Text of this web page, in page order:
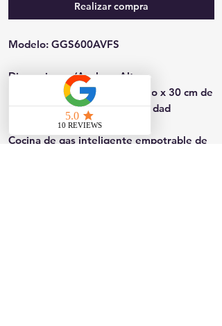
Realizar compra
Modelo: GGS600AVFS
Dimensiones (Ancho x Alto x
Profundidad): 37,12 cm de alto x 30 cm de
ancho x 28,62 cm de profundidad
Cocina de gas inteligente empotrable de